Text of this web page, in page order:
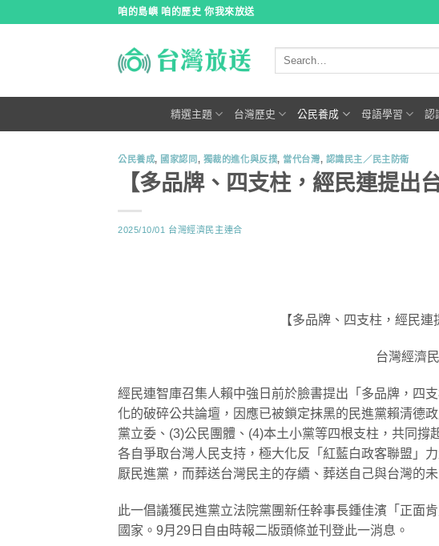
咱的島嶼 咱的歷史 你我來放送
精選主題 台灣歷史 公民養成 母語學習 認
公民養成, 國家認同, 獨裁的進化與反撲, 當代台灣, 認識民主／民主防衛
【多品牌、四支柱，經民連提出
2025/10/01 台灣經濟民主連合
【多品牌、四支柱，經民連
台灣經濟
經民連智庫召集人賴中強日前於臉書提出「多品牌，四
化的破碎公共論壇，因應已被鎖定抹黑的民進黨賴清德
黨立委、(3)公民團體、(4)本土小黨等四根支柱，共同撐
各自爭取台灣人民支持，極大化反「紅藍白政客聯盟」
厭民進黨，而葬送台灣民主的存續、葬送自己與台灣的未
此一倡議獲民進黨立法院黨團新任幹事長鍾佳濱「正面
國家。9月29日自由時報二版頭條並刊登此一消息。